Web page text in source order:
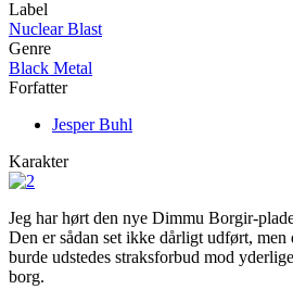
Label
Nuclear Blast
Genre
Black Metal
Forfatter
Jesper Buhl
Karakter
Jeg har hørt den nye Dimmu Borgir-
Den er sådan set ikke dårligt udført, men
burde udstedes straksforbud mod
borg.